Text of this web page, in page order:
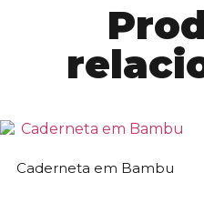
Caderneta em Bambu